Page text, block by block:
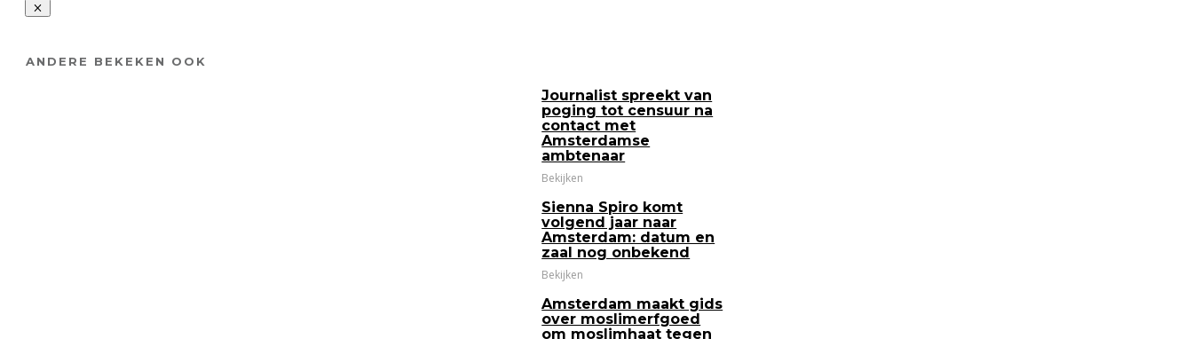
ANDERE BEKEKEN OOK
Journalist spreekt van
poging tot censuur na
contact met
Amsterdamse
ambtenaar
Bekijken
Sienna Spiro komt
volgend jaar naar
Amsterdam: datum en
zaal nog onbekend
Bekijken
Amsterdam maakt gids
over moslimerfgoed
om moslimhaat tegen